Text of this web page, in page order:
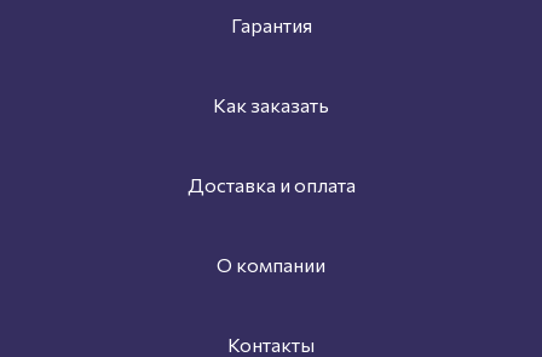
Гарантия
Как заказать
Доставка и оплата
О компании
Контакты